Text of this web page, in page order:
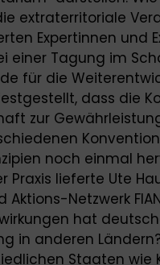
extraterritoriale
Expertinnen und
einer Tagung im
für die
dass die
zur
noch einmal
Praxis lieferte Ute
Netzwerk
hat
in anderen
Staaten wie